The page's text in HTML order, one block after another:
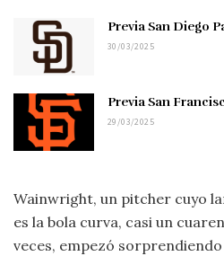
Previa San Diego
30/03/2025
Previa San
29/03/2025
Wainwright, un pitcher cuyo
es la bola curva, casi un
veces, empezó